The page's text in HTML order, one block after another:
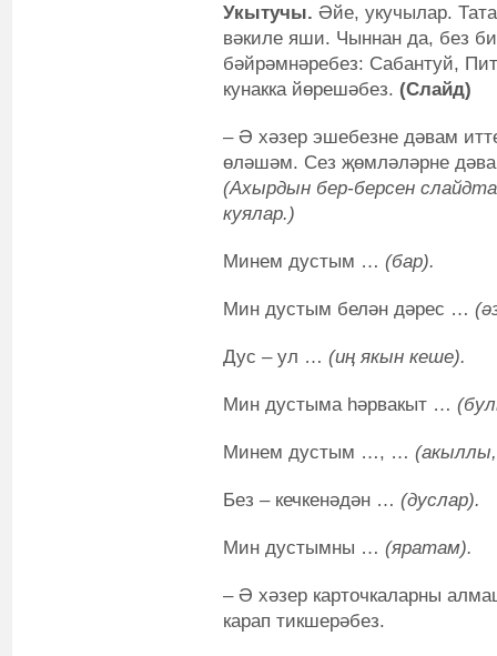
Укытучы. Әйе, укучылар.
вәкиле яши. Чыннан да, без
бәйрәмнәребез: Сабантуй,
кунакка йөрешәбез. (Слайд)
– Ә хәзер эшебезне дәвам
өләшәм. Сез җөмләләрне
(Ахырдын бер-берсен
куялар.)
Минем дустым … (бар).
Мин дустым белән дәрес …
Дус – ул … (иң якын кеше).
Мин дустыма һәрвакыт …
Минем дустым …, …
Без – кечкенәдән … (дуслар).
Мин дустымны … (яратам).
– Ә хәзер карточкаларны
карап тикшерәбез.